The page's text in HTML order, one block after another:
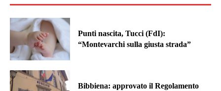
Punti nascita, Tucci (FdI):
“Montevarchi sulla giusta strada”
Bibbiena: approvato il Regolamento